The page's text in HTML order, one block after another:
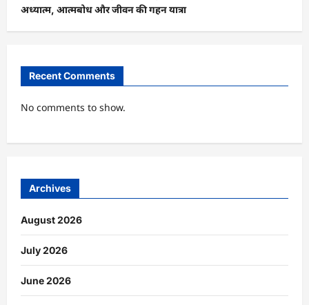
अध्यात्म, आत्मबोध और जीवन की गहन यात्रा
Recent Comments
No comments to show.
Archives
August 2026
July 2026
June 2026